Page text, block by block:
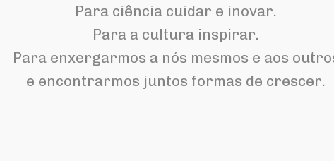
Para ciência cuidar e inovar.
Para a cultura inspirar.
Para enxergarmos a nós mesmos e aos
e encontrarmos juntos formas de crescer.